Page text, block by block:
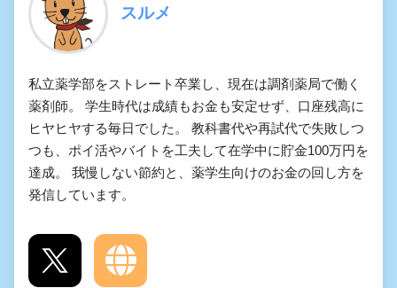
スルメ
私立薬学部をストレート卒業し、現在は調剤薬局で働く
薬剤師。 学生時代は成績もお金も安定せず、口座残高に
ヒヤヒヤする毎日でした。 教科書代や再試代で失敗しつ
つも、ポイ活やバイトを工夫して在学中に貯金100万円を
達成。 我慢しない節約と、薬学生向けのお金の回し方を
発信しています。